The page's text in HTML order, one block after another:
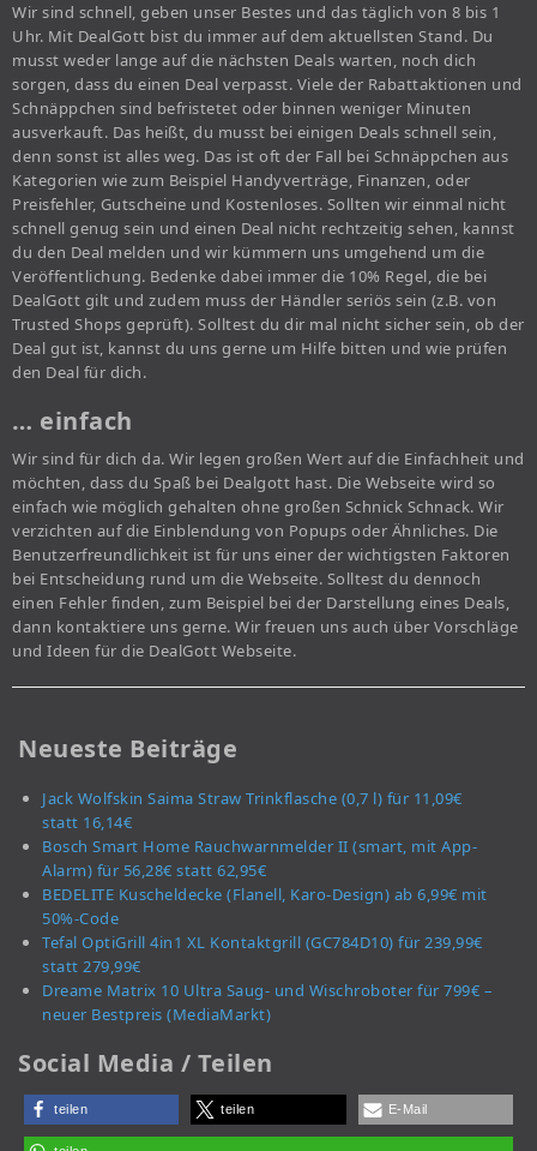
Wir sind schnell, geben unser Bestes und das täglich von 8 bis 1
Uhr. Mit DealGott bist du immer auf dem aktuellsten Stand. Du
musst weder lange auf die nächsten Deals warten, noch dich
sorgen, dass du einen Deal verpasst. Viele der Rabattaktionen und
Schnäppchen sind befristetet oder binnen weniger Minuten
ausverkauft. Das heißt, du musst bei einigen Deals schnell sein,
denn sonst ist alles weg. Das ist oft der Fall bei Schnäppchen aus
Kategorien wie zum Beispiel Handyverträge, Finanzen, oder
Preisfehler, Gutscheine und Kostenloses. Sollten wir einmal nicht
schnell genug sein und einen Deal nicht rechtzeitig sehen, kannst
du den Deal melden und wir kümmern uns umgehend um die
Veröffentlichung. Bedenke dabei immer die 10% Regel, die bei
DealGott gilt und zudem muss der Händler seriös sein (z.B. von
Trusted Shops geprüft). Solltest du dir mal nicht sicher sein, ob der
Deal gut ist, kannst du uns gerne um Hilfe bitten und wie prüfen
den Deal für dich.
… einfach
Wir sind für dich da. Wir legen großen Wert auf die Einfachheit und
möchten, dass du Spaß bei Dealgott hast. Die Webseite wird so
einfach wie möglich gehalten ohne großen Schnick Schnack. Wir
verzichten auf die Einblendung von Popups oder Ähnliches. Die
Benutzerfreundlichkeit ist für uns einer der wichtigsten Faktoren
bei Entscheidung rund um die Webseite. Solltest du dennoch
einen Fehler finden, zum Beispiel bei der Darstellung eines Deals,
dann kontaktiere uns gerne. Wir freuen uns auch über Vorschläge
und Ideen für die DealGott Webseite.
Neueste Beiträge
Jack Wolfskin Saima Straw Trinkflasche (0,7 l) für 11,09€
statt 16,14€
Bosch Smart Home Rauchwarnmelder II (smart, mit App-
Alarm) für 56,28€ statt 62,95€
BEDELITE Kuscheldecke (Flanell, Karo-Design) ab 6,99€ mit
50%-Code
Tefal OptiGrill 4in1 XL Kontaktgrill (GC784D10) für 239,99€
statt 279,99€
Dreame Matrix 10 Ultra Saug- und Wischroboter für 799€ –
neuer Bestpreis (MediaMarkt)
Social Media / Teilen
teilen teilen E-Mail